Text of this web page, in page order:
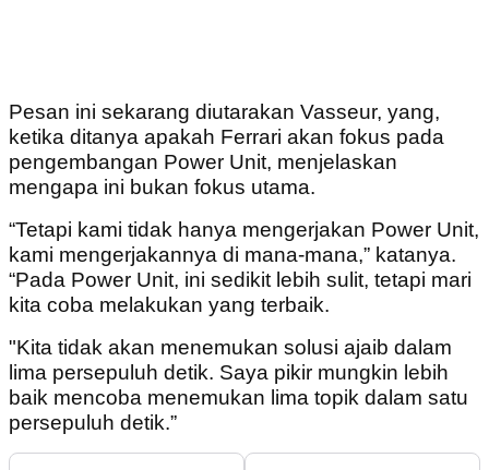
Pesan ini sekarang diutarakan Vasseur, yang,
ketika ditanya apakah Ferrari akan fokus pada
pengembangan Power Unit, menjelaskan
mengapa ini bukan fokus utama.
“Tetapi kami tidak hanya mengerjakan Power Unit,
kami mengerjakannya di mana-mana,” katanya.
“Pada Power Unit, ini sedikit lebih sulit, tetapi mari
kita coba melakukan yang terbaik.
"Kita tidak akan menemukan solusi ajaib dalam
lima persepuluh detik. Saya pikir mungkin lebih
baik mencoba menemukan lima topik dalam satu
persepuluh detik.”